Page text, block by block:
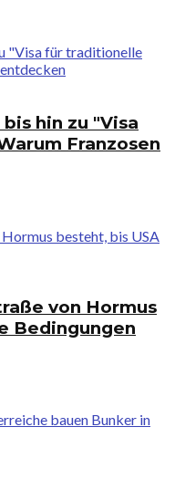
hin zu "Visa
Franzosen
von Hormus
Bedingungen